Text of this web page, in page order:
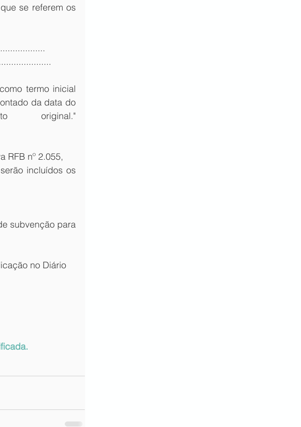
se referem os
termo inicial
da data do
original."
RFB nº 2.055,
incluídos os
subvenção para
no Diário